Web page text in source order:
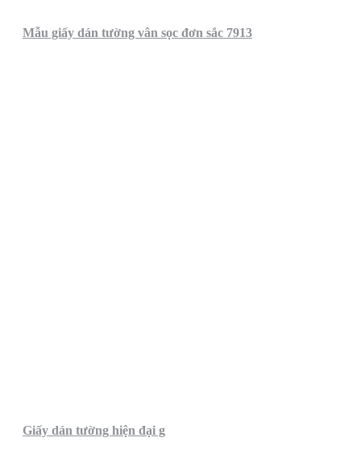
Mẫu giấy dán tường vân sọc đơn sắc 7913
Giấy dán tường hiện đại g